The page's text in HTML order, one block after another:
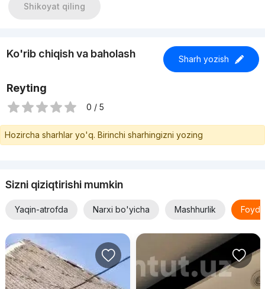
Shikoyat qiling
Ko'rib chiqish va baholash Sharh yozish
Reyting
0 / 5
Hozircha sharhlar yo'q. Birinchi sharhingizni yozing
Sizni qiziqtirishi mumkin
Yaqin-atrofda Narxi bo'yicha Mashhurlik